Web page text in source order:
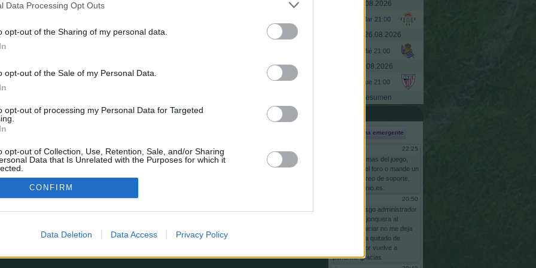
Data Processing Opt Outs
opt-out of the Sharing of my personal data.
opt-out of the Sale of my Personal Data.
opt-out of processing my Personal Data for Targeted
opt-out of Collection, Use, Retention, Sale, and/or Sharing
Data that Is Unrelated with the Purposes for which it
CONFIRM
Data Deletion Data Access Privacy Policy
Todos los horarios son UTC+02:00
Borrar cookies
por
Privacidad|Condiciones
¿Estás perdiendo alguna estadística?
Martes, 25.08.2026
Mar 21:00
Miércoles, 26.08.2026
Mié 21:00
Jueves, 27.08.2026
Jue 21:00
Resumen
Ventana emergente
22:25
problemas del juego,
el foro o mande un
correo de soporte,
info@comunio.es.
20:50
risgo administrador
jonquera al
reiniciar no me deja
ha quitado de
adminstrador vuelve a
ponerme gracias